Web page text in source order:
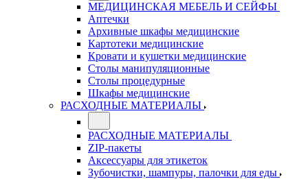
МЕДИЦИНСКАЯ МЕБЕЛЬ И СЕЙФЫ
Аптечки
Архивные шкафы медицинские
Картотеки медицинские
Кровати и кушетки медицинские
Столы манипуляционные
Столы процедурные
Шкафы медицинские
РАСХОДНЫЕ МАТЕРИАЛЫ
РАСХОДНЫЕ МАТЕРИАЛЫ
ZIP-пакеты
Аксессуары для этикеток
Зубочистки, шампуры, палочки для еды